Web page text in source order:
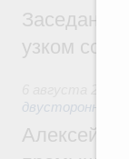
Заседание
узком
двусторонней
Алексей